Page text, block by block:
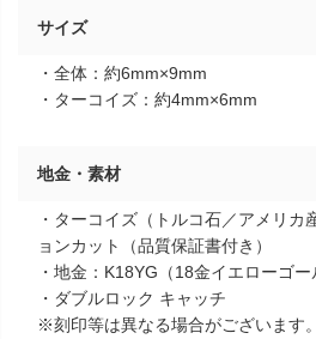
サイズ
・全体：約6mm×9mm
・ターコイズ：約4mm×6mm
地金・素材
・ターコイズ（トルコ石／アメリカ
ョンカット（品質保証書付き）
・地金：K18YG（18金イエローゴー
・ダブルロック キャッチ
※刻印等は異なる場合がございます。